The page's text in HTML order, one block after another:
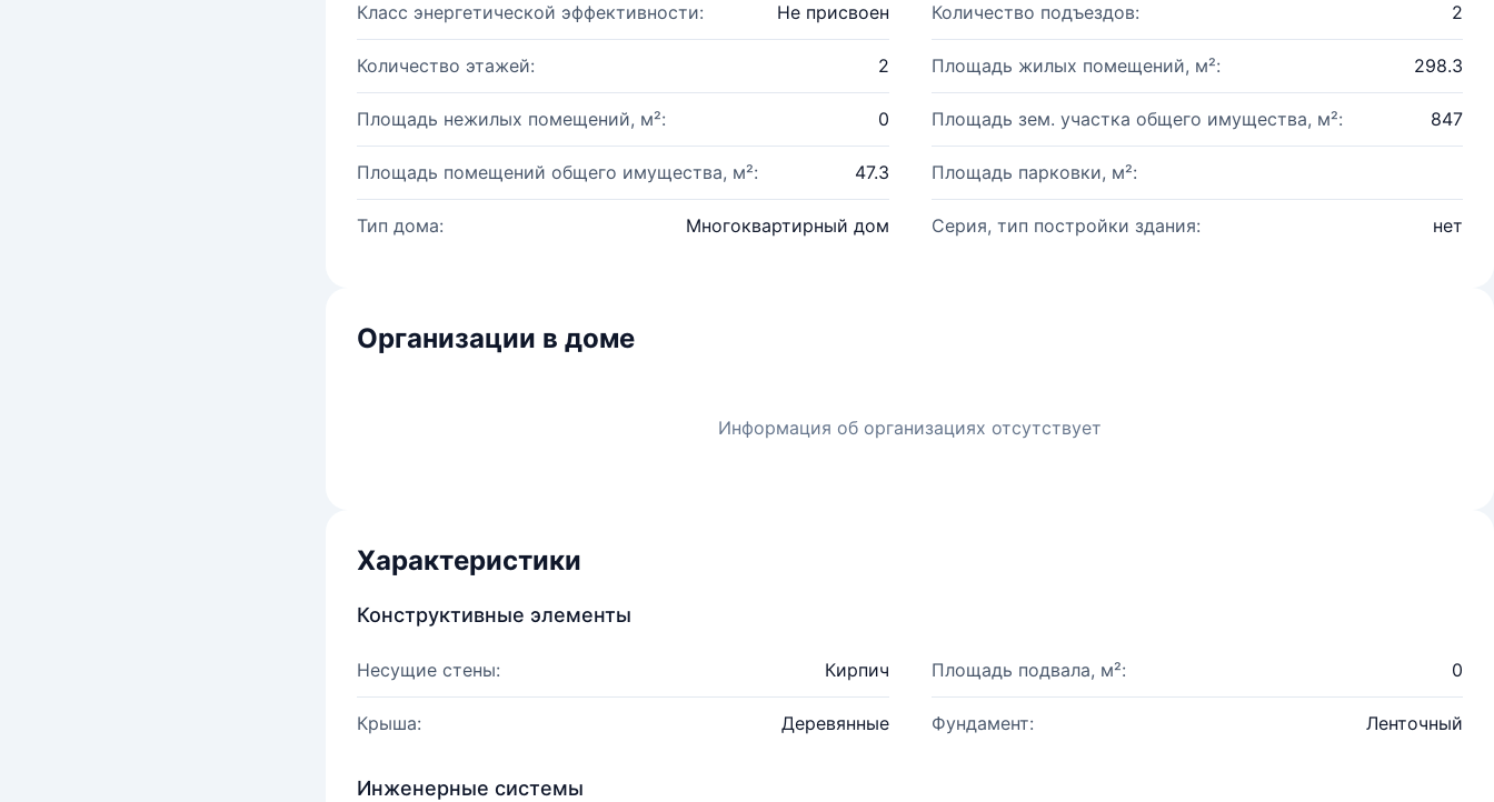
Класс энергетической эффективности: Не присвоен Количество подъездов: 2
Количество этажей: 2 Площадь жилых помещений, м²: 298.3
Площадь нежилых помещений, м²: 0 Площадь зем. участка общего имущества, м²: 847
Площадь помещений общего имущества, м²: 47.3 Площадь парковки, м²:
Тип дома: Многоквартирный дом Серия, тип постройки здания: нет
Организации в доме
Информация об организациях отсутствует
Характеристики
Конструктивные элементы
Несущие стены: Кирпич Площадь подвала, м²: 0
Крыша: Деревянные Фундамент: Ленточный
Инженерные системы